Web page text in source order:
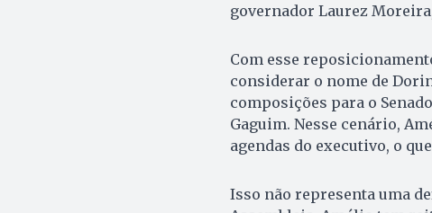
governador Laurez
Com esse
considerar o nome de
composições para o
Gaguim. Nesse cenário,
agendas do executivo, o
Isso não representa uma